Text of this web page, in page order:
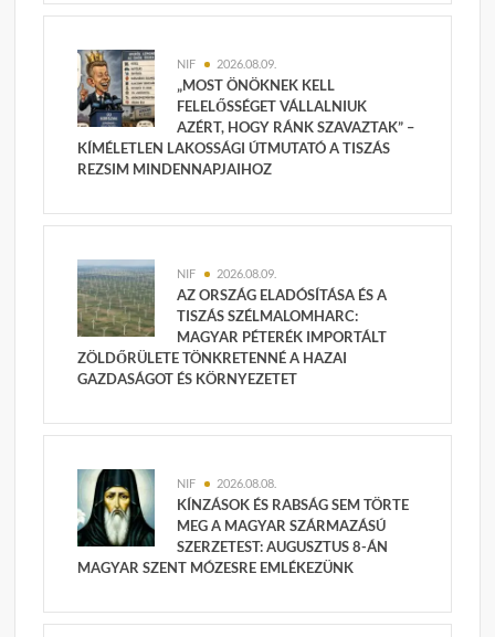
NIF 2026.08.09.
„MOST ÖNÖKNEK KELL
FELELŐSSÉGET VÁLLALNIUK
AZÉRT, HOGY RÁNK SZAVAZTAK” –
KÍMÉLETLEN LAKOSSÁGI ÚTMUTATÓ A TISZÁS
REZSIM MINDENNAPJAIHOZ
NIF 2026.08.09.
AZ ORSZÁG ELADÓSÍTÁSA ÉS A
TISZÁS SZÉLMALOMHARC:
MAGYAR PÉTERÉK IMPORTÁLT
ZÖLDŐRÜLETE TÖNKRETENNÉ A HAZAI
GAZDASÁGOT ÉS KÖRNYEZETET
NIF 2026.08.08.
KÍNZÁSOK ÉS RABSÁG SEM TÖRTE
MEG A MAGYAR SZÁRMAZÁSÚ
SZERZETEST: AUGUSZTUS 8-ÁN
MAGYAR SZENT MÓZESRE EMLÉKEZÜNK